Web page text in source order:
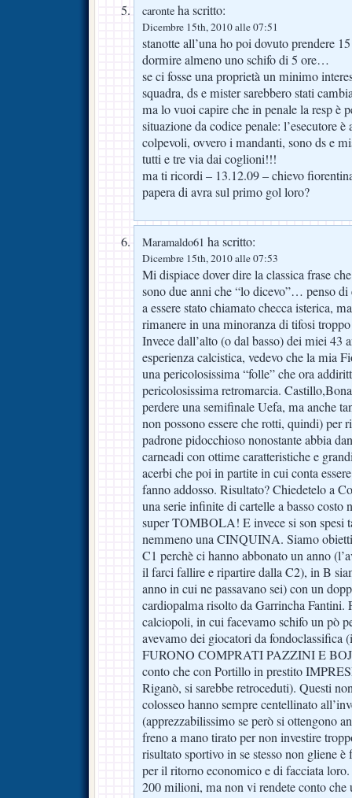
caronte ha scritto:
Dicembre 15th, 2010 alle 07:51
stanotte all’una ho poi dovuto prendere
dormire almeno uno schifo di 5 ore…
se ci fosse una proprietà un minimo
squadra, ds e mister sarebbero stati
ma lo vuoi capire che in penale la resp è
situazione da codice penale: l’esecutore
colpevoli, ovvero i mandanti, sono ds e
tutti e tre via dai coglioni!!!
ma ti ricordi – 13.12.09 – chievo
papera di avra sul primo gol loro?
Maramaldo61 ha scritto:
Dicembre 15th, 2010 alle 07:53
Mi dispiace dover dire la classica frase
sono due anni che “lo dicevo”… penso di
a essere stato chiamato checca isterica,
rimanere in una minoranza di tifosi
Invece dall’alto (o dal basso) dei miei 43
esperienza calcistica, vedevo che la mia
una pericolosissima “folle” che ora
pericolosissima retromarcia.
perdere una semifinale Uefa, ma anche
non possono essere che rotti, quindi) per
padrone pidocchioso nonostante abbia
carneadi con ottime caratteristiche e
acerbi che poi in partite in cui conta
fanno addosso. Risultato? Chiedetelo a
una serie infinite di cartelle a basso costo
super TOMBOLA! E invece si son spesi
nemmeno una CINQUINA. Siamo
C1 perchè ci hanno abbonato un anno
il farci fallire e ripartire dalla C2), in B
anno in cui ne passavano sei) con un
cardiopalma risolto da Garrincha Fantini.
calciopoli, in cui facevamo schifo un pò
avevamo dei giocatori da
FURONO COMPRATI PAZZINI E
conto che con Portillo in prestito
Riganò, si sarebbe retroceduti). Questi
colosseo hanno sempre centellinato
(apprezzabilissimo se però si ottengono
freno a mano tirato per non investire
risultato sportivo in se stesso non gliene
per il ritorno economico e di facciata
200 milioni, ma non vi rendete conto che